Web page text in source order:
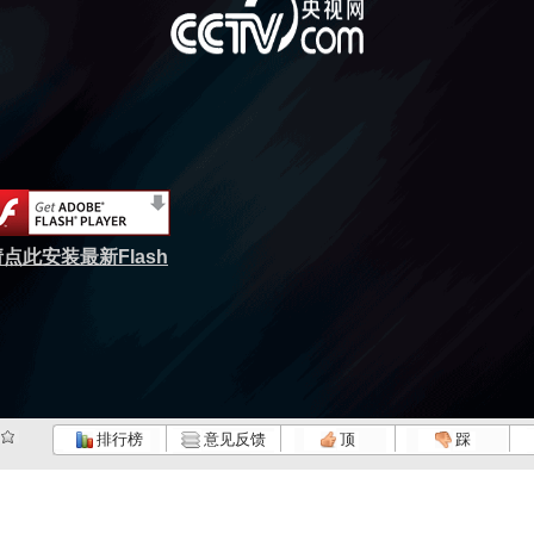
点此安装最新Flash
排行榜 意见反馈 顶 踩